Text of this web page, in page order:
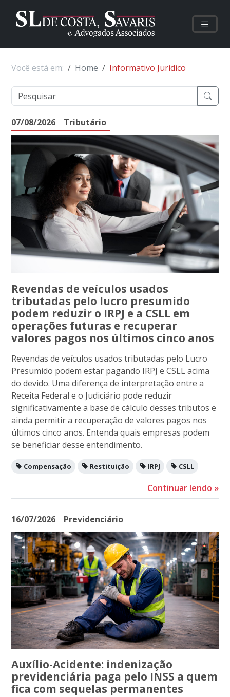
Você está em: Home Informativo Jurídico
07/08/2026 Tributário
Revendas de veículos usados
tributadas pelo lucro presumido
podem reduzir o IRPJ e a CSLL em
operações futuras e recuperar
valores pagos nos últimos cinco anos
Revendas de veículos usados tributadas pelo Lucro
Presumido podem estar pagando IRPJ e CSLL acima
do devido. Uma diferença de interpretação entre a
Receita Federal e o Judiciário pode reduzir
significativamente a base de cálculo desses tributos e
ainda permitir a recuperação de valores pagos nos
últimos cinco anos. Entenda quais empresas podem
se beneficiar desse entendimento.
Compensação Restituição IRPJ CSLL
Continuar lendo »
16/07/2026 Previdenciário
Auxílio-Acidente: indenização
previdenciária paga pelo INSS a quem
fica com sequelas permanentes